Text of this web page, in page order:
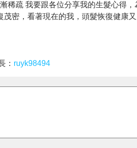
稀疏 我要跟各位分享我的生髮心得
茂密，看著現在的我，頭髮恢復健康
： ruyk98494